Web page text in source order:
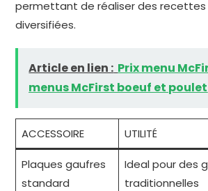
permettant de réaliser des recettes
diversifiées.
Article en lien : Prix menu
menus McFirst boeuf et poulet
ACCESSOIRE UTILITÉ
Plaques gaufres
standard
Ideal pour des
traditionnelles